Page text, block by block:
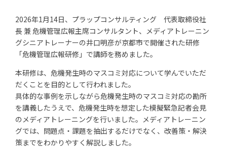
2026年1月14日、プラップコンサルティング 代表取締役社
長 兼 危機管理広報主席コンサルタント、メディアトレーニン
グシニアトレーナーの井口明彦が京都市で開催された研修
「危機管理広報研修」で講師を務めました。
本研修は、危機発生時のマスコミ対応について学んでいただ
だくことを目的として行われました。
具体的な事例を示しながら危機発生時のマスコミ対応の勘所
を講義したうえで、危機発生時を想定した模擬緊急記者会見
のメディアトレーニングを行いました。メディアトレーニン
グでは、問題点・課題を抽出するだけでなく、改善策・解決
策までをわかりやすく解説しました。